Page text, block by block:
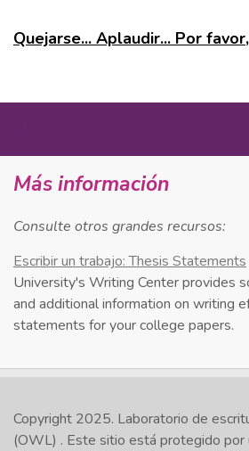
Quejarse... Aplaudir... Por
Más información
Consulte otros grandes recursos:
Escribir un trabajo: Thesis Statements
University's Writing Center provides
and additional information on writing
statements for your college papers.
Copyright 2025. Laboratorio de
(OWL) . Este sitio está protegido por